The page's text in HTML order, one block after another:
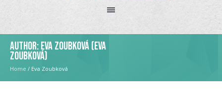
Author:Eva Zoubková(Eva
Zoubková)
Home / Eva Zoubková